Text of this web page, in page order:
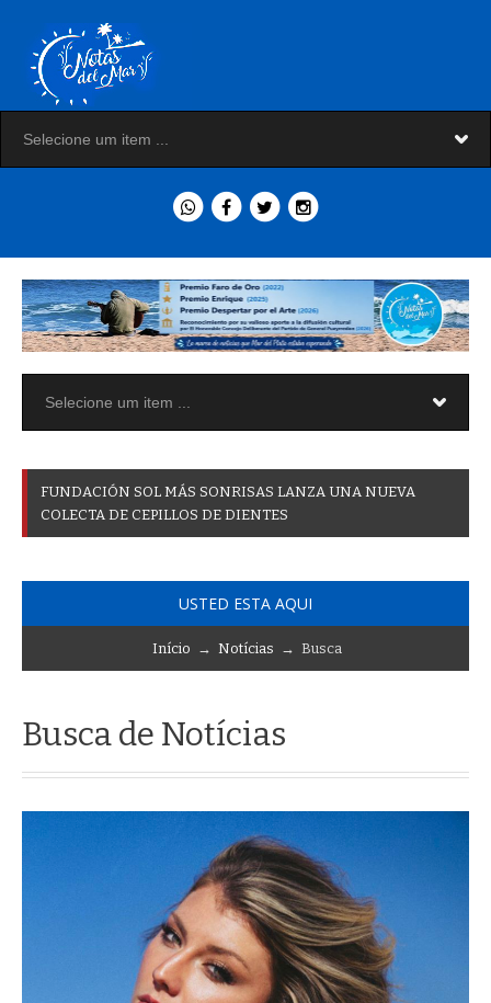
FUNDACIÓN SOL MÁS SONRISAS LANZA UNA NUEVA
COLECTA DE CEPILLOS DE DIENTES
USTED ESTA AQUI
Início → Notícias → Busca
Busca de Notícias